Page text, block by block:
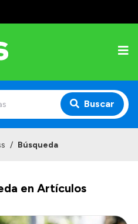
Buscar
/ Búsqueda
en Artículos